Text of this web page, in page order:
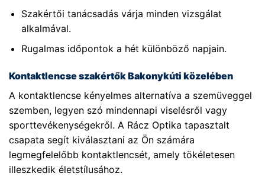
Szakértői tanácsadás várja minden vizsgálat
alkalmával.
Rugalmas időpontok a hét különböző napjain.
Kontaktlencse szakértők Bakonykúti közelében
A kontaktlencse kényelmes alternatíva a szemüveggel
szemben, legyen szó mindennapi viselésről vagy
sporttevékenységekről. A Rácz Optika tapasztalt
csapata segít kiválasztani az Ön számára
legmegfelelőbb kontaktlencsét, amely tökéletesen
illeszkedik életstílusához.